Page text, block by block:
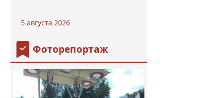
5 августа 2026
Фоторепортаж